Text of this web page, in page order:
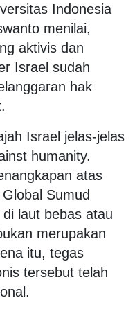
Indonesia
menilai,
aktivis dan
Israel sudah
hak
Israel jelas-jelas
humanity.
atas
Sumud
laut bebas atau
merupakan
itu, tegas
tersebut telah